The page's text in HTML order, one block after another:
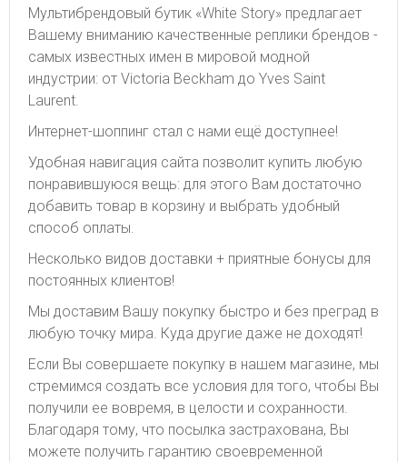
Мультибрендовый бутик «White Story» предлагает
Вашему вниманию качественные реплики брендов -
самых известных имен в мировой модной
индустрии: от Victoria Beckham до Yves Saint
Laurent.
Интернет-шоппинг стал с нами ещё доступнее!
Удобная навигация сайта позволит купить любую
понравившуюся вещь: для этого Вам достаточно
добавить товар в корзину и выбрать удобный
способ оплаты.
Несколько видов доставки + приятные бонусы для
постоянных клиентов!
Мы доставим Вашу покупку быстро и без преград в
любую точку мира. Куда другие даже не доходят!
Если Вы совершаете покупку в нашем магазине, мы
стремимся создать все условия для того, чтобы Вы
получили ее вовремя, в целости и сохранности.
Благодаря тому, что посылка застрахована, Вы
можете получить гарантию своевременной